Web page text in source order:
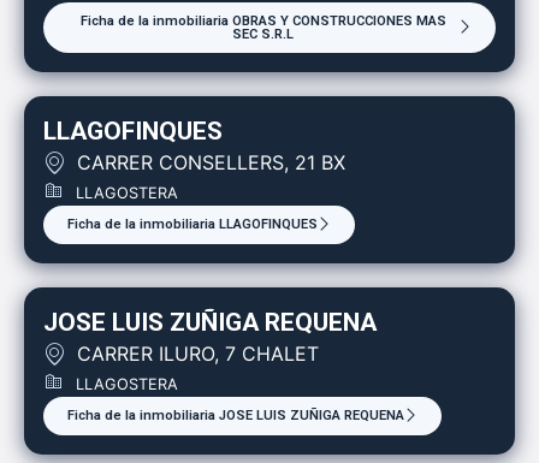
Ficha de la inmobiliaria OBRAS Y CONSTRUCCIONES MAS
SEC S.R.L
LLAGOFINQUES
CARRER CONSELLERS, 21 BX
LLAGOSTERA
Ficha de la inmobiliaria LLAGOFINQUES
JOSE LUIS ZUÑIGA REQUENA
CARRER ILURO, 7 CHALET
LLAGOSTERA
Ficha de la inmobiliaria JOSE LUIS ZUÑIGA REQUENA